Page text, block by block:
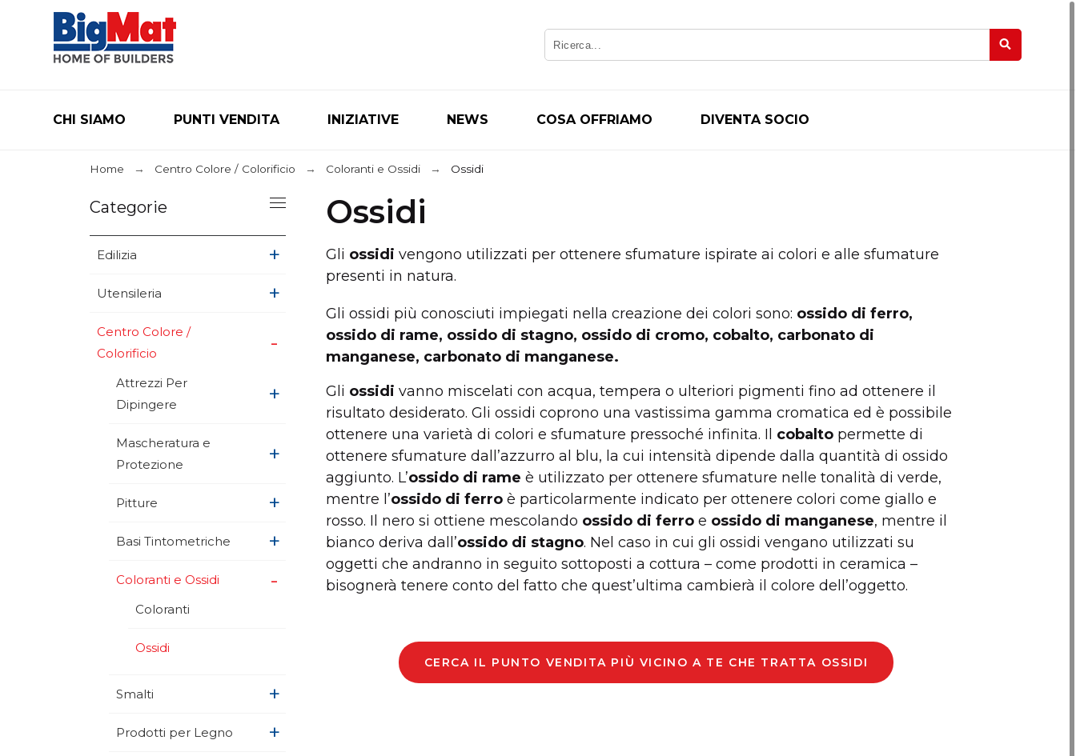
CHI SIAMO PUNTI VENDITA INIZIATIVE NEWS COSA OFFRIAMO DIVENTA SOCIO
Home Centro Colore / Colorificio Coloranti e Ossidi Ossidi
Categorie
Edilizia +
Utensileria +
Centro Colore /
Colorificio
+
Attrezzi Per
Dipingere
+
Mascheratura e
Protezione
+
Pitture +
Basi Tintometriche +
Coloranti e Ossidi +
Coloranti
Ossidi
Smalti +
Prodotti per Legno +
Ossidi
Gli ossidi vengono utilizzati per ottenere sfumature ispirate ai colori e alle sfumature
presenti in natura.
Gli ossidi più conosciuti impiegati nella creazione dei colori sono: ossido di ferro,
ossido di rame, ossido di stagno, ossido di cromo, cobalto, carbonato di
manganese, carbonato di manganese.
Gli ossidi vanno miscelati con acqua, tempera o ulteriori pigmenti fino ad ottenere il
risultato desiderato. Gli ossidi coprono una vastissima gamma cromatica ed è possibile
ottenere una varietà di colori e sfumature pressoché infinita. Il cobalto permette di
ottenere sfumature dall’azzurro al blu, la cui intensità dipende dalla quantità di ossido
aggiunto. L’ossido di rame è utilizzato per ottenere sfumature nelle tonalità di verde,
mentre l’ossido di ferro è particolarmente indicato per ottenere colori come giallo e
rosso. Il nero si ottiene mescolando ossido di ferro e ossido di manganese, mentre il
bianco deriva dall’ossido di stagno. Nel caso in cui gli ossidi vengano utilizzati su
oggetti che andranno in seguito sottoposti a cottura – come prodotti in ceramica –
bisognerà tenere conto del fatto che quest’ultima cambierà il colore dell’oggetto.
CERCA IL PUNTO VENDITA PIÙ VICINO A TE CHE TRATTA OSSIDI